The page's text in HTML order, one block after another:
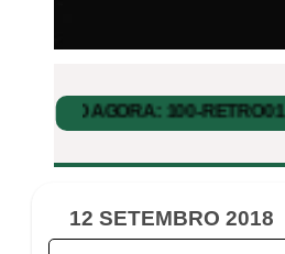
12 SETEMBRO 2018